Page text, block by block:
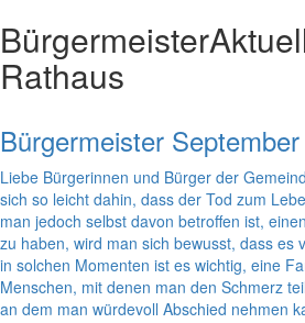
Bürgermeister
Rathaus
Bürgermeister
Liebe Bürgerinnen und Bürger der
sich so leicht dahin, dass der Tod zum
man jedoch selbst davon betroffen ist,
zu haben, wird man sich bewusst, dass es
in solchen Momenten ist es wichtig, eine
Menschen, mit denen man den Schmerz
an dem man würdevoll Abschied nehmen